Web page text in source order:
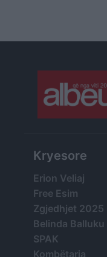
Kryesore
Erion Veliaj
Free Esim
Zgjedhjet 2025
Belinda Balluku
SPAK
Kombëtarja